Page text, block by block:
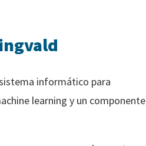
informático para
learning y un componente